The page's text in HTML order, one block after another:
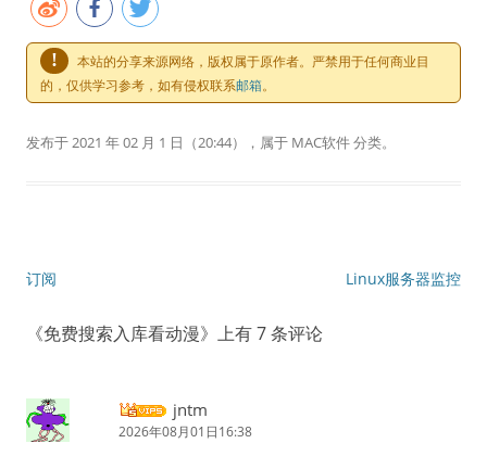
!
本站的分享来源网络，版权属于原作者。严禁用于任何商业目
的，仅供学习参考，如有侵权联系邮箱。
发布于2021 年 02 月 1 日 （20:44），属于 MAC软件分类。
文章导航
订阅 Linux服务器监控
《免费搜索入库看动漫》上有 7 条评论
jntm
2026年08月01日16:38